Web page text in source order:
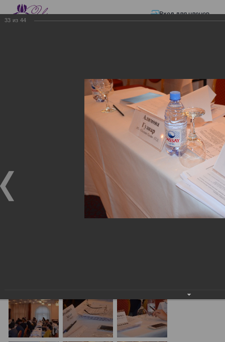
Вход для членов
Презентации—ЭЛЕКТРОННЫЕ СЧЕТА-ФАКТУРЫ.
ЭЛЕКТРОННЫЕ СЧЕТА-
ФАКТУРЫ. ВИРТУАЛЬНЫЙ
ЭЛЕКТРОННЫЕ СЧЕТА-ФАКТУРЫ. ВИРТУАЛЬНЫЙ
СКЛАД.
Семинар с КГД и разработчиками
33 из 44